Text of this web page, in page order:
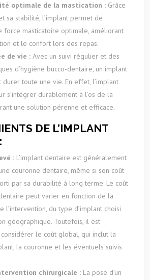
optimale de la mastication : Grâce
sa stabilité, l’implant permet de
force masticatoire optimale, améliorant
et le confort lors des repas.
de vie : Avec un suivi régulier et des
d’hygiène bucco-dentaire, un implant
toute une vie. En effet, l’implant
s’intégrer durablement à l’os de la
une solution pérenne et efficace.
DE L’IMPLANT
: L’implant dentaire est généralement
couronne dentaire, même si son coût
par sa durabilité à long terme. Le coût
peut varier en fonction de la
l’intervention, du type d’implant choisi
géographique. Toutefois, il est
le coût global, qui inclut la
la couronne et les éventuels suivis
chirurgicale : La pose d’un